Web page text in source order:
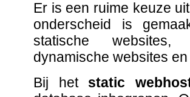
Er is een ruime keuze
onderscheid is
statische websites,
dynamische websites
Bij het static